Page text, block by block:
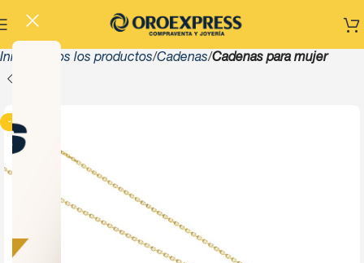
Inicio Todos los productos Cadenas Cadenas para mujer
-13%